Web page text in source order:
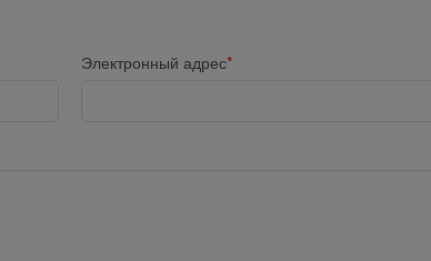
Электронный адрес